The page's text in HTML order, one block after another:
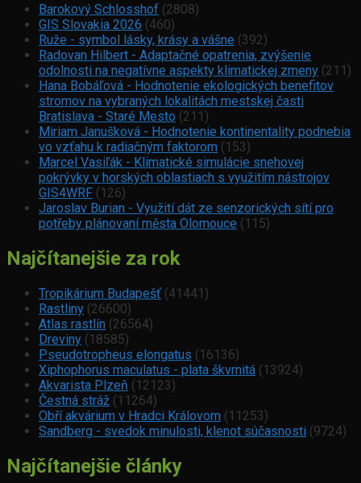
Barokový Schlosshof (2808)
GIS Slovakia 2026 (460)
Ruže - symbol lásky, krásy a vášne (392)
Radovan Hilbert - Adaptačné opatrenia, zvýšenie
odolnosti na negatívne aspekty klimatickej zmeny (211)
Hana Bobáľová - Hodnotenie ekologických benefitov
stromov na vybraných lokalitách mestskej časti
Bratislava - Staré Mesto (211)
Miriam Janušková - Hodnotenie kontinentality podnebia
vo vzťahu k radiačným faktorom (153)
Marcel Vasiľák - Klimatické simulácie snehovej
pokrývky v horských oblastiach s využitím nástrojov
GIS4WRF (126)
Jaroslav Burian - Využití dát ze senzorických sítí pro
potřeby plánovaní města Olomouce (115)
Najčítanejšie za rok
Tropikárium Budapešť (41441)
Rastliny (26600)
Atlas rastlín (26564)
Dreviny (18585)
Pseudotropheus elongatus (16136)
Xiphophorus maculatus - plata škvrnitá (13924)
Akvarista Plzeň (12123)
Čestná stráž (11264)
Obří akvárium v Hradci Královom (11253)
Sandberg - svedok minulosti, klenot súčasnosti (9724)
Najčítanejšie články